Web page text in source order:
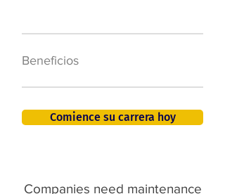
Beneficios
Comience su carrera hoy
Companies need maintenance